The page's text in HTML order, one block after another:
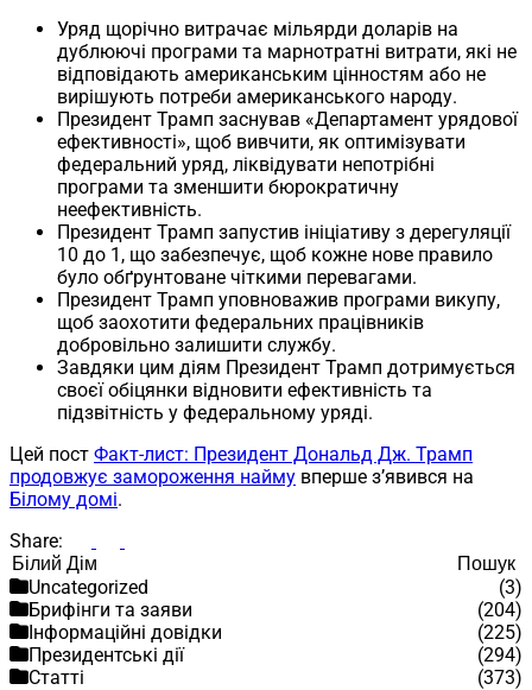
Уряд щорічно витрачає мільярди доларів на
дублюючі програми та марнотратні витрати, які не
відповідають американським цінностям або не
вирішують потреби американського народу.
Президент Трамп заснував «Департамент урядової
ефективності», щоб вивчити, як оптимізувати
федеральний уряд, ліквідувати непотрібні
програми та зменшити бюрократичну
неефективність.
Президент Трамп запустив ініціативу з дерегуляції
10 до 1, що забезпечує, щоб кожне нове правило
було обґрунтоване чіткими перевагами.
Президент Трамп уповноважив програми викупу,
щоб заохотити федеральних працівників
добровільно залишити службу.
Завдяки цим діям Президент Трамп дотримується
своєї обіцянки відновити ефективність та
підзвітність у федеральному уряді.
Цей пост Факт-лист: Президент Дональд Дж. Трамп
продовжує замороження найму вперше з’явився на
Білому домі.
Share:
Пошук
Пошук
Uncategorized
(3)
Брифінги та заяви
(204)
Інформаційні довідки
(225)
Президентські дії
(294)
Статті
(373)